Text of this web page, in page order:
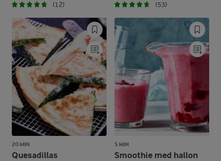
(12) (53)
20 MIN
Quesadillas
5 MIN
Smoothie med hallon